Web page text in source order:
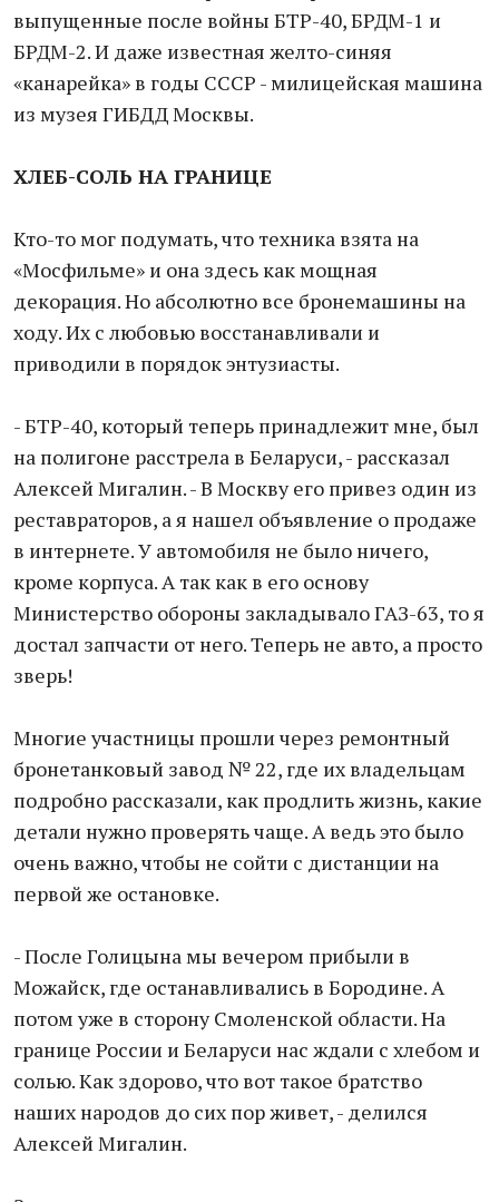
выпущенные после войны БТР-40, БРДМ-1 и
БРДМ-2. И даже известная желто-синяя
«канарейка» в годы СССР - милицейская машина
из музея ГИБДД Москвы.
ХЛЕБ-СОЛЬ НА ГРАНИЦЕ
Кто-то мог подумать, что техника взята на
«Мосфильме» и она здесь как мощная
декорация. Но абсолютно все бронемашины на
ходу. Их с любовью восстанавливали и
приводили в порядок энтузиасты.
- БТР-40, который теперь принадлежит мне, был
на полигоне расстрела в Беларуси, - рассказал
Алексей Мигалин. - В Москву его привез один из
реставраторов, а я нашел объявление о продаже
в интернете. У автомобиля не было ничего,
кроме корпуса. А так как в его основу
Министерство обороны закладывало ГАЗ-63, то я
достал запчасти от него. Теперь не авто, а просто
зверь!
Многие участницы прошли через ремонтный
бронетанковый завод № 22, где их владельцам
подробно рассказали, как продлить жизнь, какие
детали нужно проверять чаще. А ведь это было
очень важно, чтобы не сойти с дистанции на
первой же остановке.
- После Голицына мы вечером прибыли в
Можайск, где останавливались в Бородине. А
потом уже в сторону Смоленской области. На
границе России и Беларуси нас ждали с хлебом и
солью. Как здорово, что вот такое братство
наших народов до сих пор живет, - делился
Алексей Мигалин.